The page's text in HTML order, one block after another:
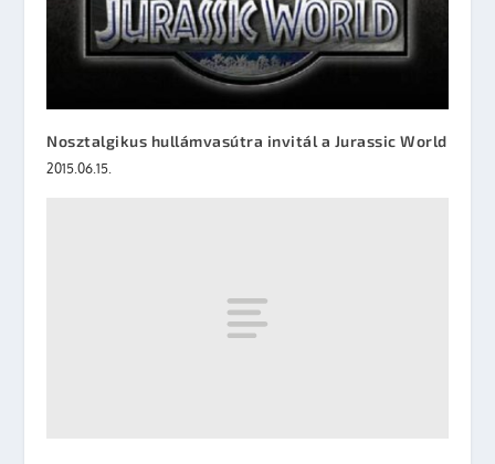
Nosztalgikus hullámvasútra invitál a Jurassic World
2015.06.15.